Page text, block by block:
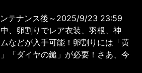
テナンス後～2025/9/23 23:59
、卵割りでレア衣装、羽根、神
などが入手可能！卵割りには「黄
「ダイヤの鎚」が必要！さあ、今